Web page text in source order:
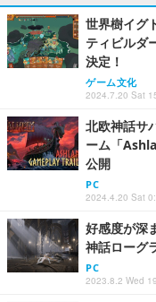
世界樹イグ
ティビルダ
決定！
ゲーム文化
2024.7.20 Sat
北欧神話サ
ーム「
公開
PC
2024.4.20 Sat
好感度が深
神話ローグ
PC
2023.8.2 Wed